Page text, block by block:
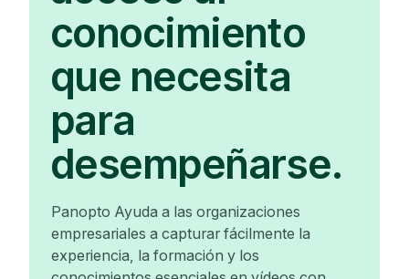
conocimiento
que necesita
para
desempeñarse.
Panopto Ayuda a las organizaciones
empresariales a capturar fácilmente la
experiencia, la formación y los